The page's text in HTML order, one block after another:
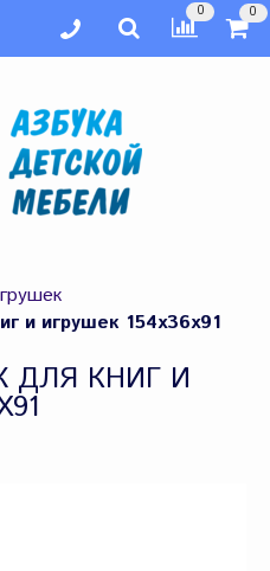
0 0
и игрушек 154х36х91
ДЛЯ КНИГ И